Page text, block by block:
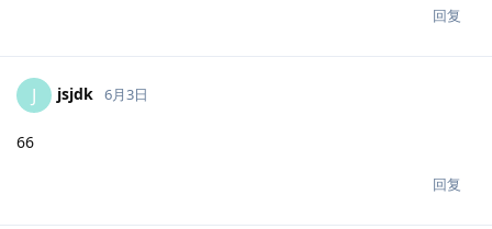
回复
J jsjdk 6月3日
66
回复